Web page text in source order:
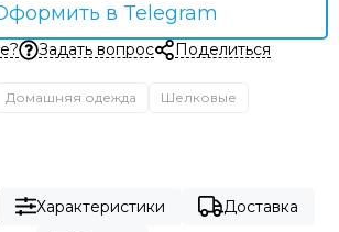
в Telegram
Задать вопрос Поделиться
Домашняя одежда
Шелковые
Характеристики
Доставка